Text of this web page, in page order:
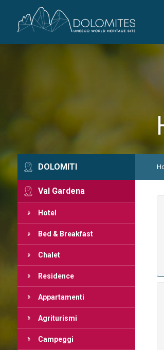
DOLOMITI
Val Gardena
Hotel
Bed & Breakfast
Chalet
Residence
Appartamenti
Agriturismi
Campeggi